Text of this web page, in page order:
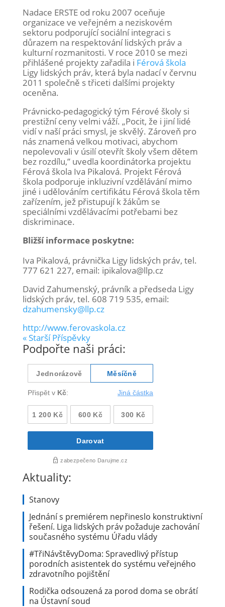
Nadace ERSTE od roku 2007 oceňuje
organizace ve veřejném a neziskovém
sektoru podporující sociální integraci s
důrazem na respektování lidských práv a
kulturní rozmanitosti. V roce 2010 se mezi
přihlášené projekty zařadila i Férová škola
Ligy lidských práv, která byla nadací v červnu
2011 společně s třiceti dalšími projekty
oceněna.
Právnicko-pedagogický tým Férové školy si
prestižní ceny velmi váží. „Pocit, že i jiní lidé
vidí v naší práci smysl, je skvělý. Zároveň pro
nás znamená velkou motivaci, abychom
nepolevovali v úsilí otevřít školy všem dětem
bez rozdílu,” uvedla koordinátorka projektu
Férová škola Iva Pikalová. Projekt Férová
škola podporuje inkluzivní vzdělávání mimo
jiné i udělováním certifikátu Férová škola těm
zařízením, jež přistupují k žákům se
speciálními vzdělávacími potřebami bez
diskriminace.
Bližší informace poskytne:
Iva Pikalová, právnička Ligy lidských práv, tel.
777 621 227, email: ipikalova@llp.cz
David Zahumenský, právník a předseda Ligy
lidských práv, tel. 608 719 535, email:
dzahumensky@llp.cz
http://www.ferovaskola.cz
« Starší Příspěvky
Podpořte naši práci:
Aktuality:
Stanovy
Jednání s premiérem nepřineslo konstruktivní
řešení. Liga lidských práv požaduje zachování
současného systému Úřadu vlády
#TřiNávštěvyDoma: Spravedlivý přístup
porodních asistentek do systému veřejného
zdravotního pojištění
Rodička odsouzená za porod doma se obrátí
na Ústavní soud